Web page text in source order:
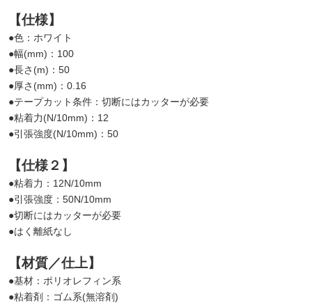
【仕様】
●色：ホワイト
●幅(mm)：100
●長さ(m)：50
●厚さ(mm)：0.16
●テープカット条件：切断にはカッターが必要
●粘着力(N/10mm)：12
●引張強度(N/10mm)：50
【仕様２】
●粘着力：12N/10mm
●引張強度：50N/10mm
●切断にはカッターが必要
●はく離紙なし
【材質／仕上】
●基材：ポリオレフィン系
●粘着剤：ゴム系(無溶剤)